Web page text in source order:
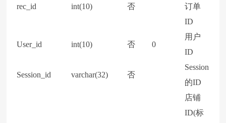
rec_id int(10) 否
订单
ID
User_id int(10) 否 0
用户
ID
Session_id varchar(32) 否
Session
的ID
店铺
ID(标